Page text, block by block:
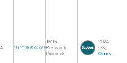
10.2196/55559
JMIR
Research
Protocols
2024:
Q3,
Otros